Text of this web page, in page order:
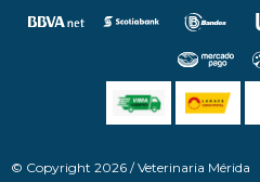
© Copyright 2026 / Veterinaria Mérida